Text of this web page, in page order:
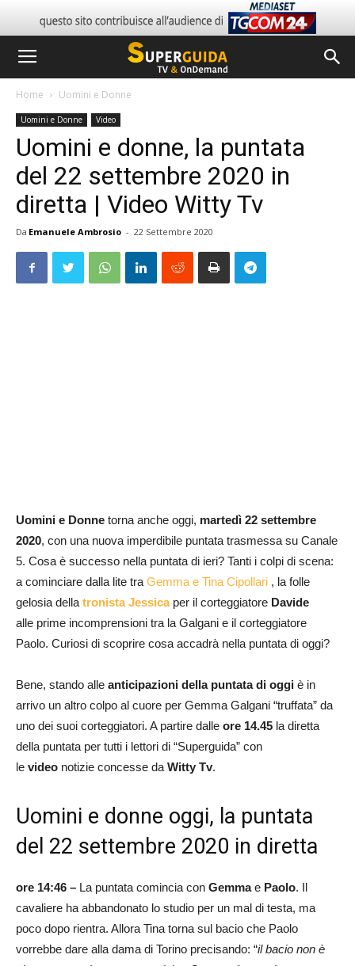
Home Uomini e Donne
Uomini e Donne Video
Uomini e donne, la puntata
del 22 settembre 2020 in
diretta | Video Witty Tv
Da Emanuele Ambrosio - 22 Settembre 2020
Uomini e Donne torna anche oggi, martedì 22 settembre
2020, con una nuova imperdibile puntata trasmessa su Canale
5. Cosa è successo nella puntata di ieri? Tanti i colpi di scena:
a cominciare dalla lite traGemma e Tina Cipollari , la folle
gelosia dellatronista Jessicaper il corteggiatore Davide
alle prime incomprensioni tra la Galgani e il corteggiatore
Paolo. Curiosi di scoprire cosa accadrà nella puntata di oggi?
Bene, stando alle anticipazioni della puntata di oggi è in
arrivo un altro colpo al cuore per Gemma Galgani “truffata” da
uno dei suoi corteggiatori. A partire dalle ore 14.45 la diretta
della puntata per tutti i lettori di “Superguida” con
le video notizie concesse daWitty Tv.
Uomini e donne oggi, la puntata
del 22 settembre 2020 in diretta
ore 14:46 – La puntata comincia con Gemmae Paolo. Il
cavaliere ha abbandonato lo studio per un mal di testa, ma
poco dopo rientra. Allora Tina torna sul bacio che Paolo
vorrebbe dare alla dama di Torino precisando: “il bacio non è